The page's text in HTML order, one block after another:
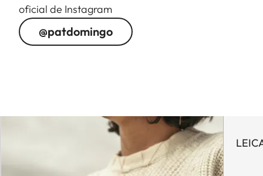
oficial de Instagram
@patdomingo